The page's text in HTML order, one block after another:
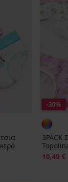
-30%
3PACK
Έκπτωση
10,49 €